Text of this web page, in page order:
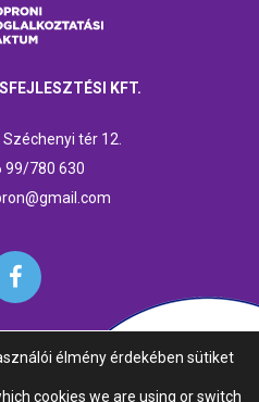
KFT.
tér 12.
99/780 630
Sopron, Széchenyi tér 1-2. |
élmény érdekében sütiket
cookies we are using or switch